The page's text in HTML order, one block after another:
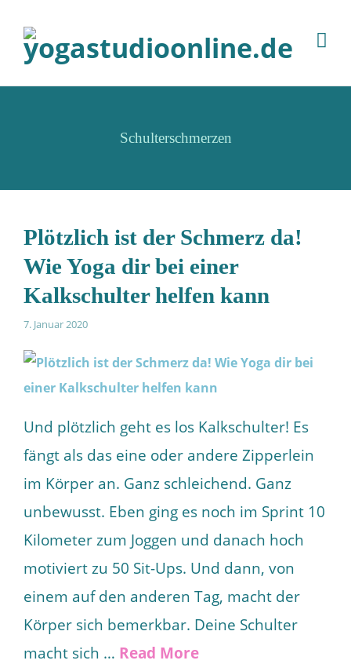
Schulterschmerzen
Plötzlich ist der Schmerz da!
Wie Yoga dir bei einer
Kalkschulter helfen kann
7. Januar 2020
Und plötzlich geht es los Kalkschulter! Es
fängt als das eine oder andere Zipperlein
im Körper an. Ganz schleichend. Ganz
unbewusst. Eben ging es noch im Sprint 10
Kilometer zum Joggen und danach hoch
motiviert zu 50 Sit-Ups. Und dann, von
einem auf den anderen Tag, macht der
Körper sich bemerkbar. Deine Schulter
macht sich … Read More